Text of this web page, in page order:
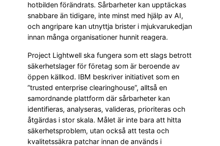
hotbilden förändrats. Sårbarheter kan upptäckas
snabbare än tidigare, inte minst med hjälp av AI,
och angripare kan utnyttja brister i mjukvarukedjan
innan många organisationer hunnit reagera.
Project Lightwell ska fungera som ett slags betrott
säkerhetslager för företag som är beroende av
öppen källkod. IBM beskriver initiativet som en
”trusted enterprise clearinghouse”, alltså en
samordnande plattform där sårbarheter kan
identifieras, analyseras, valideras, prioriteras och
åtgärdas i stor skala. Målet är inte bara att hitta
säkerhetsproblem, utan också att testa och
kvalitetssäkra patchar innan de används i